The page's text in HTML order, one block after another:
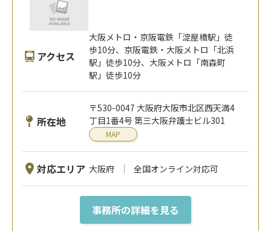
アクセス
大阪メトロ・京阪電鉄「淀屋橋駅」徒
歩10分、京阪電鉄・大阪メトロ「北浜
駅」徒歩10分、大阪メトロ「南森町
駅」徒歩10分
所在地
〒530-0047 大阪府大阪市北区西天満4
丁目1番4号 第三大阪弁護士ビル301
MAP
対応エリア 大阪府 全国オンライン対応可
事務所の詳細を見る